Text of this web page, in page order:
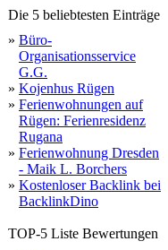
Die 5 beliebtesten Einträge
» Büro-
Organisationsservice
G.G.
» Kojenhus Rügen
» Ferienwohnungen auf
Rügen: Ferienresidenz
Rugana
» Ferienwohnung Dresden
- Maik L. Borchers
» Kostenloser Backlink bei
BacklinkDino
TOP-5 Liste Bewertungen